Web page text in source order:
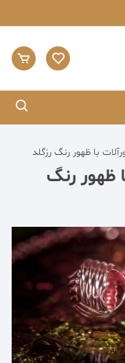
با ظهور رنگ رزگلد
ظهور رنگ